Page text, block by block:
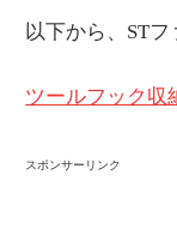
以下から、ST
ツールフック収
スポンサーリンク